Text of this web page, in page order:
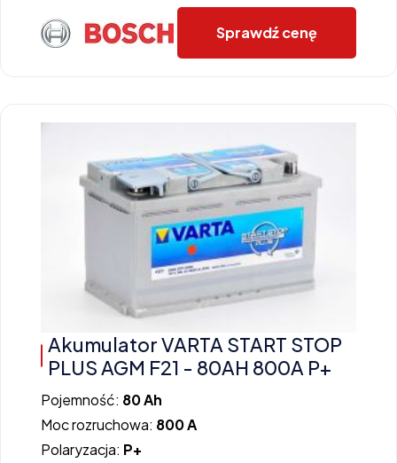
Sprawdź cenę
Akumulator VARTA START STOP
PLUS AGM F21 - 80AH 800A P+
Pojemność: 80 Ah
Moc rozruchowa: 800 A
Polaryzacja: P+